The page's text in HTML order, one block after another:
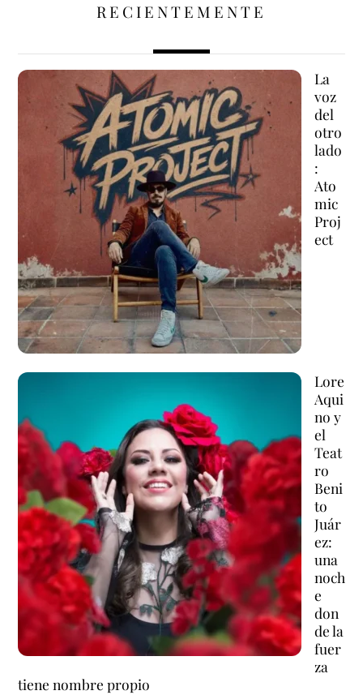
RECIENTEMENTE
La
voz
del
otro
lado
:
Ato
mic
Proj
ect
Lore
Aqui
no y
el
Teat
ro
Beni
to
Juár
ez:
una
noch
e
don
de la
fuer
za
tiene nombre propio